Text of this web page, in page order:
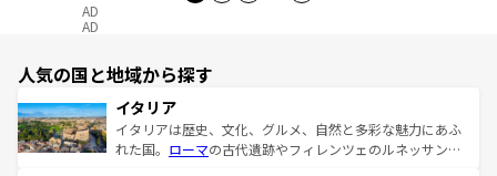
AD
AD
人気の国と地域から探す
イタリア
イタリアは歴史、文化、グルメ、自然と多彩な魅力にあふ
れた国。 ローマの古代遺跡やフィレンツェのルネッサンス